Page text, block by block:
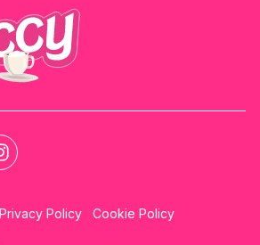
Privacy Policy
Cookie Policy